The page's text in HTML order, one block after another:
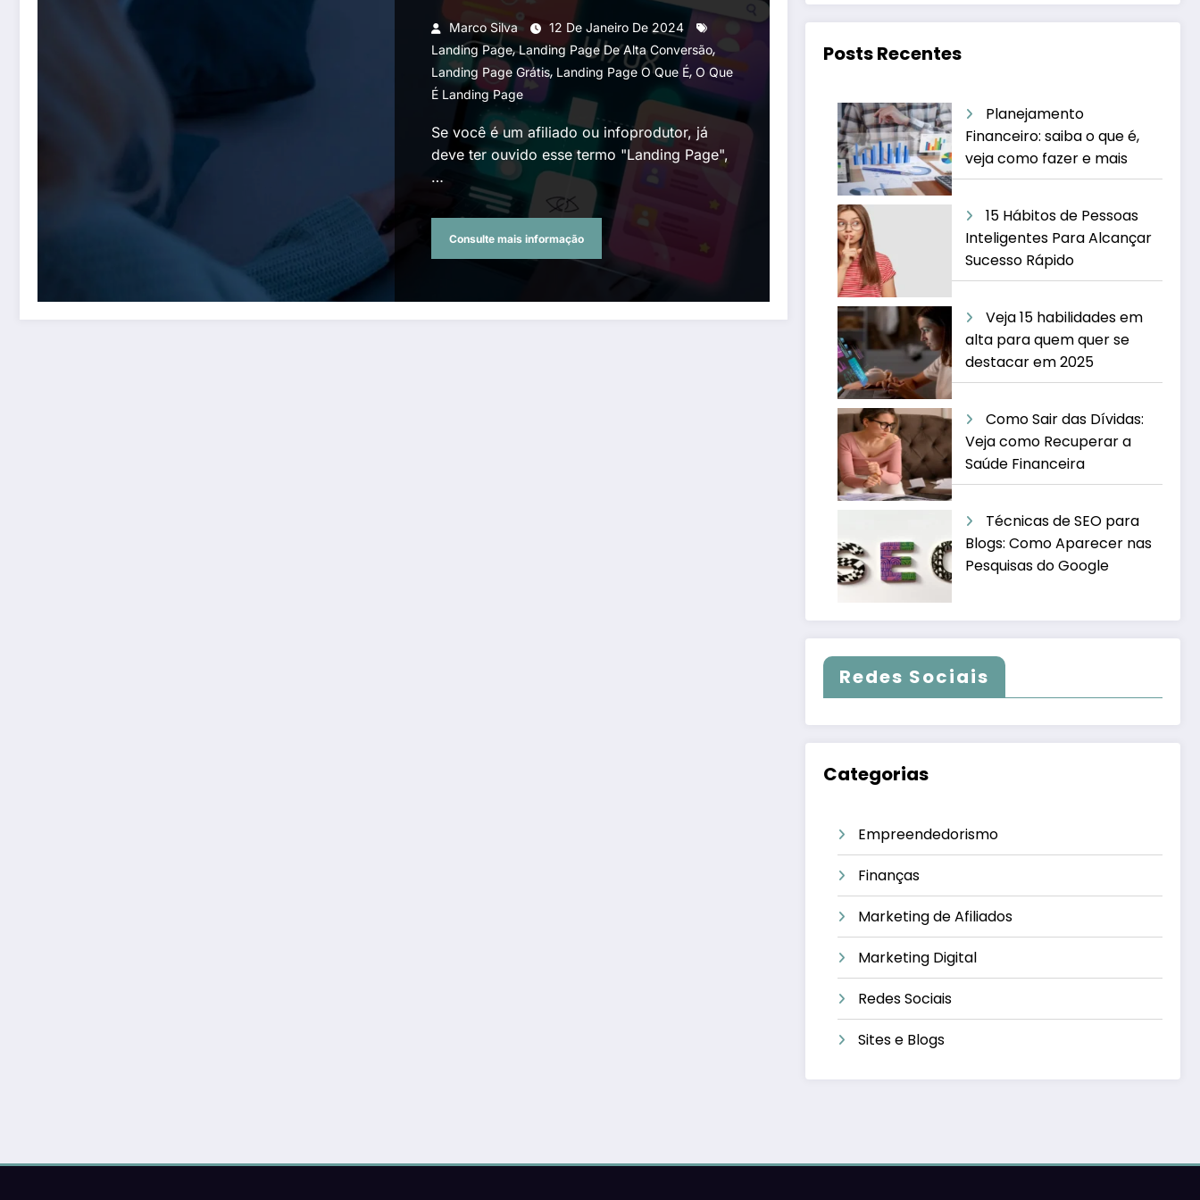
Marco Silva
12 De Janeiro De 2024
Landing Page,Landing Page De Alta Conversão,
Landing Page Grátis, Landing Page O Que É, O Que
É Landing Page
Se você é um afiliado ou infoprodutor, já
deve ter ouvido esse termo "Landing Page",
…
Consulte mais informação
Posts Recentes
Planejamento
Financeiro: saiba o que é,
veja como fazer e mais
15 Hábitos de Pessoas
Inteligentes Para Alcançar
Sucesso Rápido
Veja 15 habilidades em
alta para quem quer se
destacar em 2025
Como Sair das Dívidas:
Veja como Recuperar a
Saúde Financeira
Técnicas de SEO para
Blogs: Como Aparecer nas
Pesquisas do Google
Redes Sociais
Categorias
Empreendedorismo
Finanças
Marketing de Afiliados
Marketing Digital
Redes Sociais
Sites e Blogs